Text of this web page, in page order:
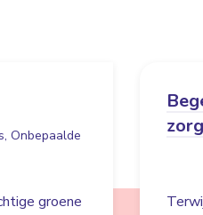
Onbepaalde
groene